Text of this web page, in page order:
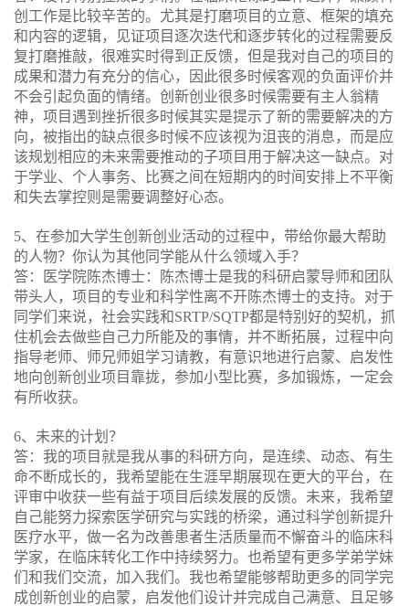
创工作是比较辛苦的。尤其是打磨项目的立意、框架的填充
和内容的逻辑，见证项目逐次迭代和逐步转化的过程需要反
复打磨推敲，很难实时得到正反馈，但是我对自己的项目的
成果和潜力有充分的信心，因此很多时候客观的负面评价并
不会引起负面的情绪。创新创业很多时候需要有主人翁精
神，项目遇到挫折很多时候其实是提示了新的需要解决的方
向，被指出的缺点很多时候不应该视为沮丧的消息，而是应
该规划相应的未来需要推动的子项目用于解决这一缺点。对
于学业、个人事务、比赛之间在短期内的时间安排上不平衡
和失去掌控则是需要调整好心态。
5、在参加大学生创新创业活动的过程中，带给你最大帮助
的人物？ 你认为其他同学能从什么领域入手？
答：医学院陈杰博士：陈杰博士是我的科研启蒙导师和团队
带头人 ，项目的专业和科学性离不开陈杰博士的支持。 对于
同学们来说， 社会实践和SRTP/SQTP都是特别好的契机，抓
住机会去做些自己力所能及的事情，并不断拓展， 过程中向
指导老师、师兄师姐学习请教， 有意识地进行启蒙、启发性
地向创新创业项目靠拢，参加小型比赛，多加锻炼 ， 一定会
有所收获。
6、未来的计划 ？
答：我的项目就是我从事的科研方向，是连续、动态、有生
命不断成长的，我希望能在生涯早期展现在更大的平台，在
评审中收获一些有益于项目后续发展的反馈。未来 ， 我希望
自己能努力探索 医学研究与实践的桥梁，通过科学创新提升
医疗水平， 做一名为改善患者生活质量而不懈奋斗的临床科
学家 ， 在临床转化工作中持续努力。也希望有更多学弟学妹
们和我们交流，加入我们。 我也希望能够帮助更多的同学完
成创新创业的启蒙，启发他们设计并完成自己满意、且足够